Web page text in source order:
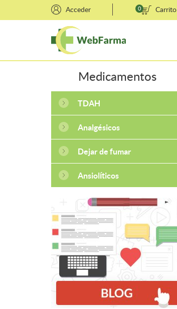
Acceder 0 Carrito
Medicamentos
TDAH
Analgésicos
Dejar de fumar
Ansiolíticos